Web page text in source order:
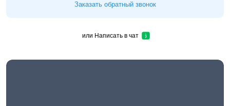
Заказать обратный звонок
или Написать в чат